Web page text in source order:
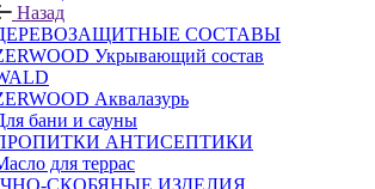
Назад
СОСТАВЫ
Укрывающий состав
Аквалазурь
бани и сауны
АНТИСЕПТИКИ
для террас
СКОБЯНЫЕ ИЗДЕЛИЯ